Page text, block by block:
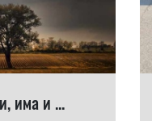
има и ...